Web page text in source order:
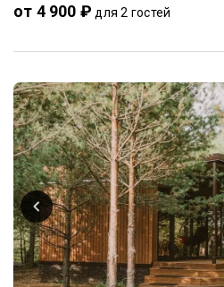
от 4 900 ₽ для 2 гостей